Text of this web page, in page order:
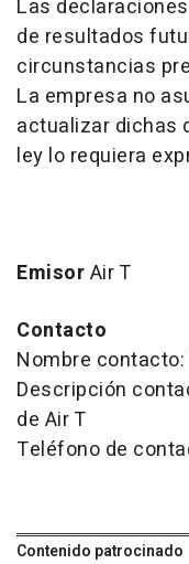
Las
de resultados
circunstancias
La empresa no
actualizar dichas
ley lo requiera
EmisorAir T
Contacto
Nombre
Descripción
de Air T
Teléfono de
Contenido patrocinado